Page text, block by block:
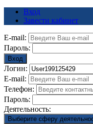
Вход
Завести кабинет
E-mail:
Пароль:
Вход
Логин:
E-mail:
Телефон:
Пароль:
Деятельность:
Выберите сферу